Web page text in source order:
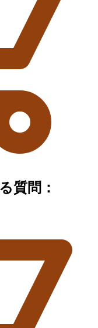
質問：